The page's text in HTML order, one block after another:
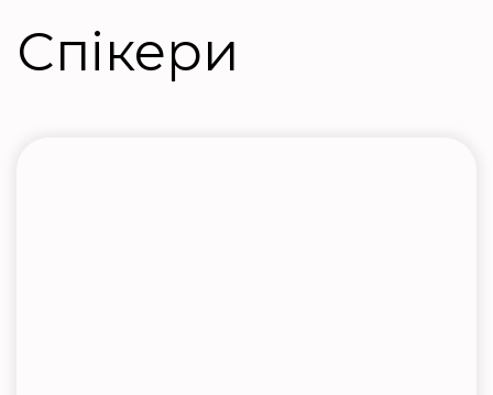
Спікери